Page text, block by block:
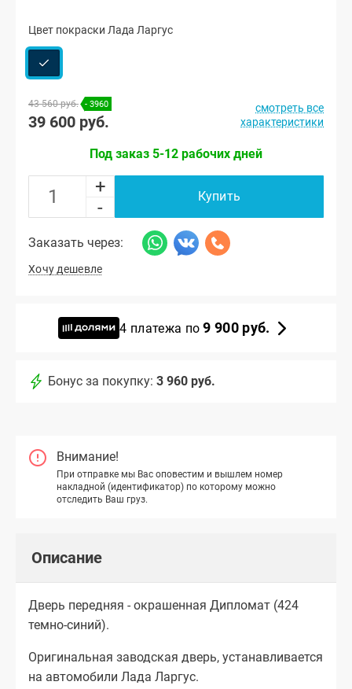
Цвет покраски Лада Ларгус
43 560 руб. - 3960
39 600 руб.
смотреть все
характеристики
Под заказ 5-12 рабочих дней
+
-
Купить
Заказать через:
Хочу дешевле
4 платежа по9 900 руб.
Бонус за покупку: 3 960 руб.
Внимание!
При отправке мы Вас оповестим и вышлем номер
накладной (идентификатор) по которому можно
отследить Ваш груз.
Описание
Дверь передняя - окрашенная Дипломат (424
темно-синий).
Оригинальная заводская дверь, устанавливается
на автомобили Лада Ларгус.